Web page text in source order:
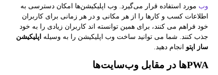
وب مورد استفاده قرار می‌گیرد. وب اپلیکیشن‌ها امکان دسترسی به
اطلاعات کسب و کارها را از هر مکانی و در هر زمانی برای کاربران
خود فراهم می کنند، برای همین توانسته­ اند کاربران زیادی را به خود
جذب کنند. شما می توانید ساخت وب اپلیکیشن را به وسیله اپلیکیشن
ساز اپتو انجام دهید.
PWA‌ها در مقابل وب‌سایت‌ها